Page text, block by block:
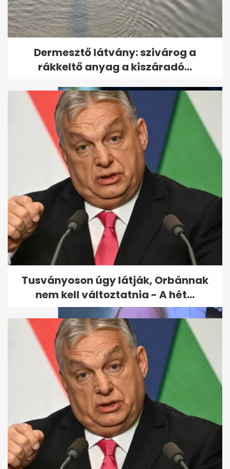
Átmeneti lehűlés jön, de
vasárnaptól újra visszatér a...
Mikor nem vonják le a bérből a
jegyzéken szereplő adót és...
Fürdőszobából jelentkezett be
az ülésre a képviselő, árny...
Dermesztő látvány: szivárog a
rákkeltő anyag a kiszáradó...
Tusványoson úgy látják, Orbánnak
nem kell változtatnia - A hét...